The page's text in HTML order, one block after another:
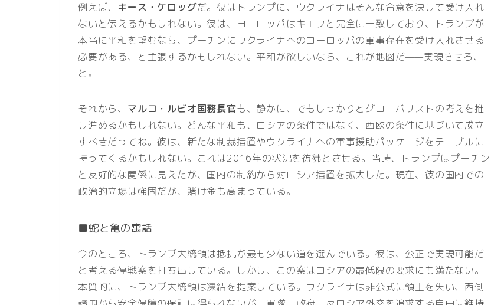
例えば、 キース・ケロッグだ。彼はトランプに、ウクライナはそんな合意を決して受け入れ
ないと伝えるかもしれない。彼は、ヨーロッパはキエフと完全に一致しており、トランプが
本当に平和を望むなら、プーチンにウクライナへのヨーロッパの軍事存在を受け入れさせる
必要がある、と主張するかもしれない。平和が欲しいなら、これが地図だ——実現させろ、
と。
それから、 マルコ・ルビオ国務長官も、静かに、でもしっかりとグローバリストの考えを推
し進めるかもしれない。どんな平和も、ロシアの条件ではなく、西欧の条件に基づいて成立
すべきだってね。彼は、新たな制裁措置やウクライナへの軍事援助パッケージをテーブルに
持ってくるかもしれない。これは2016年の状況を彷彿とさせる。当時、トランプはプーチン
と友好的な関係に見えたが、国内の制約から対ロシア措置を拡大した。現在、彼の国内での
政治的立場は強固だが、賭け金も高まっている。
■蛇と亀の寓話
今のところ、トランプ大統領は抵抗が最も少ない道を選んでいる。彼は、公正で実現可能だ
と考える停戦案を打ち出している。しかし、この案はロシアの最低限の要求にも満たない。
本質的に、トランプ大統領は凍結を提案している。ウクライナは非公式に領土を失い、西側